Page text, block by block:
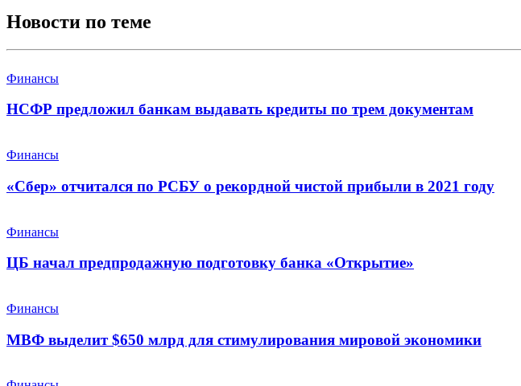
Новости по теме
Финансы
НСФР предложил банкам выдавать кредиты по трем документам
Финансы
«Сбер» отчитался по РСБУ о рекордной чистой прибыли в 2021 году
Финансы
ЦБ начал предпродажную подготовку банка «Открытие»
Финансы
МВФ выделит $650 млрд для стимулирования мировой экономики